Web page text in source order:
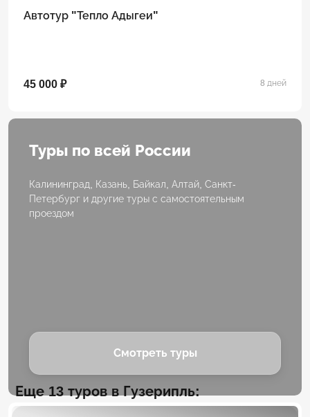
Автотур "Тепло Адыгеи"
45 000 ₽ 8 дней
Туры по всей России
Калининград, Казань, Байкал, Алтай, Санкт-
Петербург и другие туры с самостоятельным
проездом
Смотреть туры
Еще 13 туров в Гузерипль: